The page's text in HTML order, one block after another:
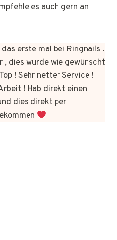
es auch gern an
erste mal bei Ringnails .
, dies wurde wie gewünscht
! Sehr netter Service !
! Hab direkt einen
dies direkt per